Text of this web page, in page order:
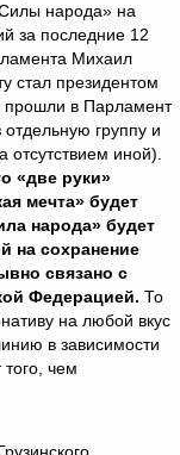
народа» на
за последние 12
Михаил
стал президентом
прошли в Парламент
группу и
отсутствием иной).
«две руки»
мечта» будет
народа» будет
на сохранение
связано с
Федерацией. То
на любой вкус
в зависимости
чем